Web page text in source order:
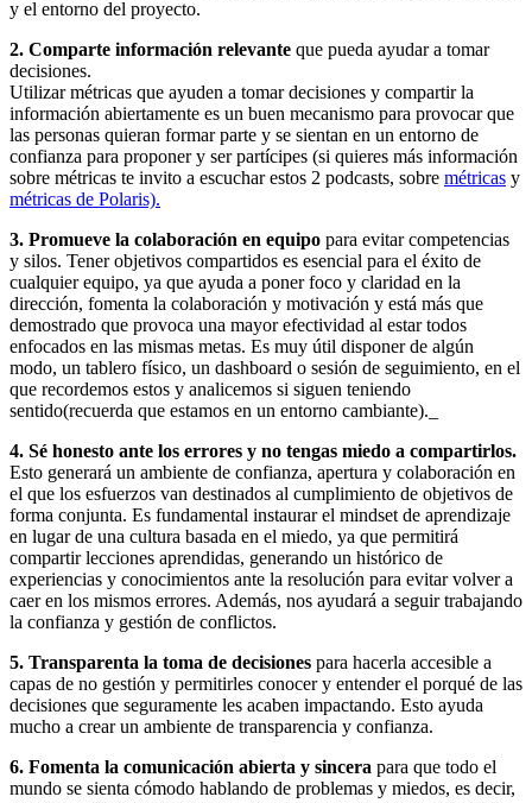
y el entorno del proyecto.
2. Comparte información relevante que pueda ayudar a tomar
decisiones.
Utilizar métricas que ayuden a tomar decisiones y compartir la
información abiertamente es un buen mecanismo para provocar que
las personas quieran formar parte y se sientan en un entorno de
confianza para proponer y ser partícipes (si quieres más información
sobre métricas te invito a escuchar estos 2 podcasts, sobre métricas y
métricas de Polaris).
3. Promueve la colaboración en equipo para evitar competencias
y silos. Tener objetivos compartidos es esencial para el éxito de
cualquier equipo, ya que ayuda a poner foco y claridad en la
dirección, fomenta la colaboración y motivación y está más que
demostrado que provoca una mayor efectividad al estar todos
enfocados en las mismas metas. Es muy útil disponer de algún
modo, un tablero físico, un dashboard o sesión de seguimiento, en el
que recordemos estos y analicemos si siguen teniendo
sentido(recuerda que estamos en un entorno cambiante)._
4. Sé honesto ante los errores y no tengas miedo a compartirlos.
Esto generará un ambiente de confianza, apertura y colaboración en
el que los esfuerzos van destinados al cumplimiento de objetivos de
forma conjunta. Es fundamental instaurar el mindset de aprendizaje
en lugar de una cultura basada en el miedo, ya que permitirá
compartir lecciones aprendidas, generando un histórico de
experiencias y conocimientos ante la resolución para evitar volver a
caer en los mismos errores. Además, nos ayudará a seguir trabajando
la confianza y gestión de conflictos.
5. Transparenta la toma de decisiones para hacerla accesible a
capas de no gestión y permitirles conocer y entender el porqué de las
decisiones que seguramente les acaben impactando. Esto ayuda
mucho a crear un ambiente de transparencia y confianza.
6. Fomenta la comunicación abierta y sincera para que todo el
mundo se sienta cómodo hablando de problemas y miedos, es decir,